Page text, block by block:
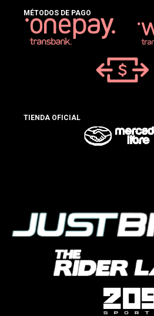
MÉTODOS DE PAGO
TIENDA OFICIAL